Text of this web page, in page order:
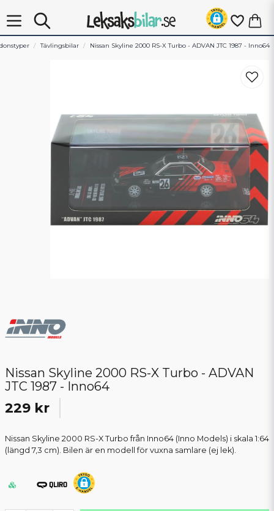
Tävlingsbilar Nissan Skyline 2000 RS-X Turbo - ADVAN JTC 1987 - Inno64
Nissan Skyline 2000 RS-X Turbo - ADVAN
JTC 1987 - Inno64
229 kr
Nissan Skyline 2000 RS-X Turbo från Inno64 (Inno Models) i skala 1:64
(längd 7,3 cm). Bilen är en modell för vuxna samlare (ej lek).